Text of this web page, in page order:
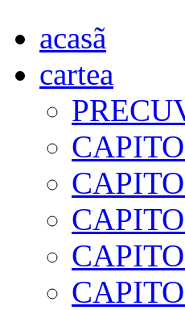
acasã
cartea